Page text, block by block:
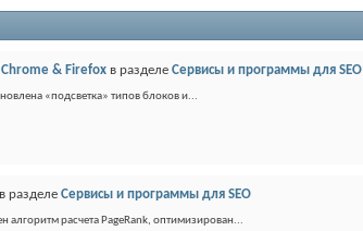
Chrome & Firefox в разделе Сервисы и программы для SEO
«подсветка» типов блоков и...
в разделе Сервисы и программы для SEO
расчета PageRank, оптимизирован...